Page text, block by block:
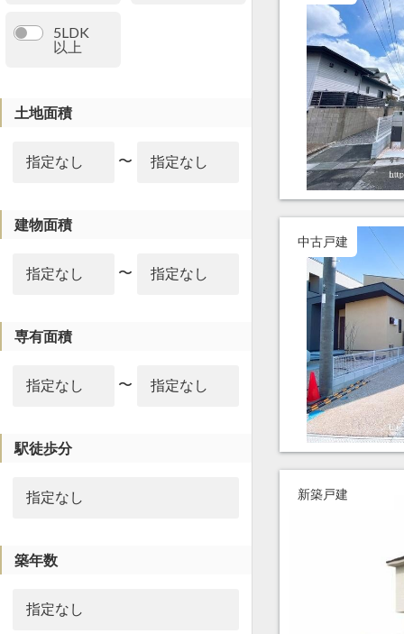
5LDK
以上
土地面積
〜
建物面積
〜
専有面積
〜
駅徒歩分
築年数
中古戸建
新築戸建